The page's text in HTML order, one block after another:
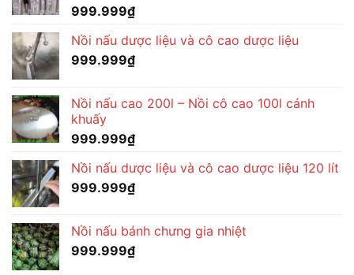
999.999₫
Nồi nấu dược liệu và cô cao dược liệu
999.999₫
Nồi nấu cao 200l – Nồi cô cao 100l cánh
khuấy
999.999₫
Nồi nấu dược liệu và cô cao dược liệu 120 lít
999.999₫
Nồi nấu bánh chưng gia nhiệt
999.999₫